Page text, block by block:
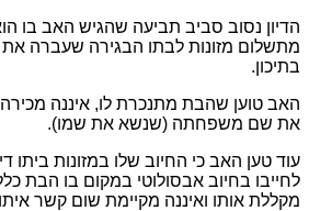
הדיון נסוב סביב תביעה שהגיש האב בו
בתיכון.
האב טוען שהבת מתנכרת לו, איננה
את שם משפחתה (שנשא את שמו).
עוד טען האב כי החיוב שלו במזונות ביתו
לחייבו בחיוב אבסולוטי במקום בו הבת
מקללת אותו ואיננה מקיימת שום קשר